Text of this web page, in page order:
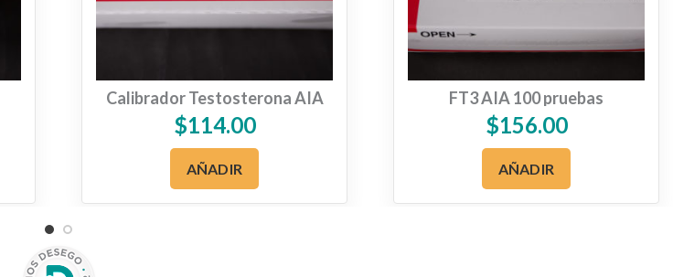
Calibrador Testosterona AIA
$114.00
AÑADIR
FT3 AIA 100 pruebas
$156.00
AÑADIR